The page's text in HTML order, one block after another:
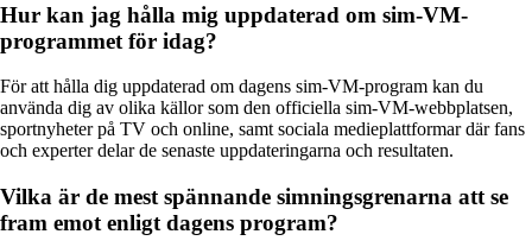
Hur kan jag hålla mig uppdaterad om sim-VM-
programmet för idag?
För att hålla dig uppdaterad om dagens sim-VM-program kan du
använda dig av olika källor som den officiella sim-VM-webbplatsen,
sportnyheter på TV och online, samt sociala medieplattformar där fans
och experter delar de senaste uppdateringarna och resultaten.
Vilka är de mest spännande simningsgrenarna att se
fram emot enligt dagens program?